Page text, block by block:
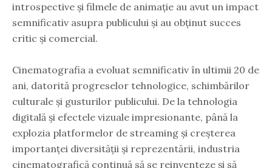
introspective și filmele de animație au avut un impact
semnificativ asupra publicului și au obținut succes
critic și comercial.
Cinematografia a evoluat semnificativ în ultimii 20 de
ani, datorită progreselor tehnologice, schimbărilor
culturale și gusturilor publicului. De la tehnologia
digitală și efectele vizuale impresionante, până la
explozia platformelor de streaming și creșterea
importanței diversității și reprezentării, industria
cinematografică continuă să se reinventeze și să